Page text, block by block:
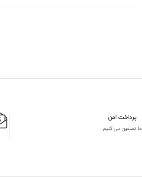
پرداخت امن
ما تضمین می کنیم